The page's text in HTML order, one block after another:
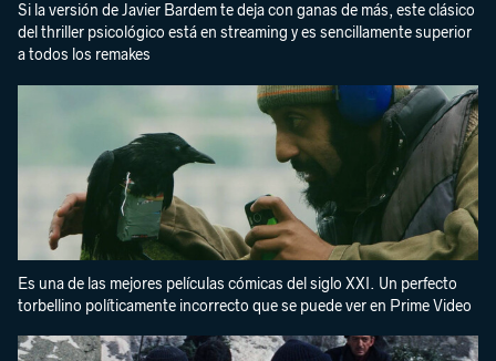
Si la versión de Javier Bardem te deja con ganas de más, este clásico
del thriller psicológico está en streaming y es sencillamente superior
a todos los remakes
Es una de las mejores películas cómicas del siglo XXI. Un perfecto
torbellino políticamente incorrecto que se puede ver en Prime Video